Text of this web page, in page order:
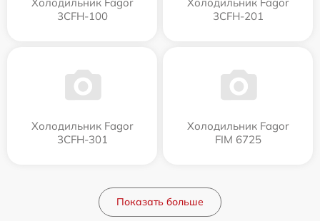
3CFH-100
3CFH-201
Холодильник Fagor
3CFH-301
Холодильник Fagor
FIM 6725
Показать больше